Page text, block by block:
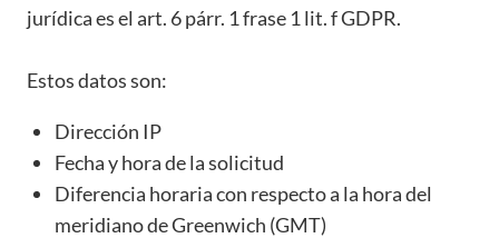
jurídica es el art. 6 párr. 1 frase 1 lit. f GDPR.
Estos datos son:
Dirección IP
Fecha y hora de la solicitud
Diferencia horaria con respecto a la hora del
meridiano de Greenwich (GMT)